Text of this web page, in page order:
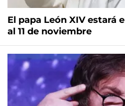
El papa León XIV estará
al 11 de noviembre